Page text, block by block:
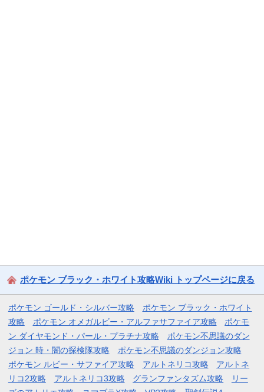
ポケモン ブラック・ホワイト攻略Wiki トップページに戻る
ポケモン ゴールド・シルバー攻略
ポケモン ブラック・ホワイト
攻略
ポケモン オメガルビー・アルファサファイア攻略
ポケモ
ン ダイヤモンド・パール・プラチナ攻略
ポケモン不思議のダン
ジョン 時・闇の探検隊攻略
ポケモン不思議のダンジョン攻略
ポケモン ルビー・サファイア攻略
アルトネリコ攻略
アルトネ
リコ2攻略
アルトネリコ3攻略 グランファンタズム攻略
リー